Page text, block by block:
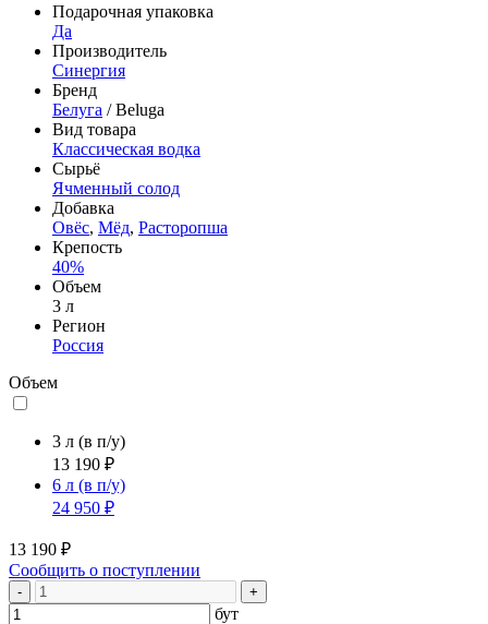
Подарочная упаковка
Да
Производитель
Синергия
Бренд
Белуга / Beluga
Вид товара
Классическая водка
Сырьё
Ячменный солод
Добавка
Овёс, Мёд, Расторопша
Крепость
40%
Объем
3 л
Регион
Россия
Объем
3 л (в п/у)
13 190 ₽
6 л (в п/у)
24 950 ₽
13 190 ₽
Сообщить о поступлении
- +
бут